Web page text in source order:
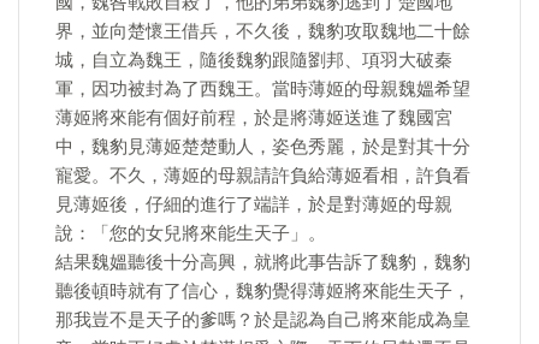
界，並向楚懷王借兵，不久後，魏豹攻取魏地二十餘
城，自立為魏王，隨後魏豹跟隨劉邦、項羽大破秦
軍，因功被封為了西魏王。當時薄姬的母親魏媼希望
薄姬將來能有個好前程，於是將薄姬送進了魏國宮
中，魏豹見薄姬楚楚動人，姿色秀麗，於是對其十分
寵愛。不久，薄姬的母親請許負給薄姬看相，許負看
見薄姬後，仔細的進行了端詳，於是對薄姬的母親
說：「您的女兒將來能生天子」。
結果魏媼聽後十分高興，就將此事告訴了魏豹，魏豹
聽後頓時就有了信心，魏豹覺得薄姬將來能生天子，
那我豈不是天子的爹嗎？於是認為自己將來能成為皇